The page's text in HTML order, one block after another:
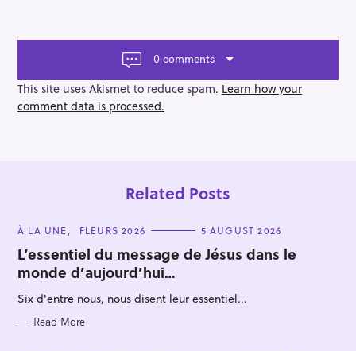
a
g
a
t
0 comments
This site uses Akismet to reduce spam. Learn how your
comment data is processed.
Related Posts
C
T
E
G
O
R
I
S
À LA UNE FLEURS 2026 5 AUGUST 2026
L’essentiel du message de Jésus dans le
monde d’aujourd’hui…
Six d'entre nous, nous disent leur essentiel...
Read More